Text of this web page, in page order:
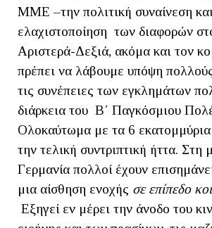
ΜΜΕ –την πολιτική συναίνεση
ελαχιστοποίηση των διαφορών
Αριστερά-Δεξιά, ακόμα και τον
πρέπει να λάβουμε υπόψη
τις συνέπειες των εγκλημάτων
διάρκεια του Β΄ Παγκόσμιου
Ολοκαύτωμα με τα 6
την τελική συντριπτική ήττα. Στη
Γερμανία πολλοί έχουν
μια αίσθηση ενοχής σε επίπεδο
Εξηγεί εν μέρει την άνοδο του